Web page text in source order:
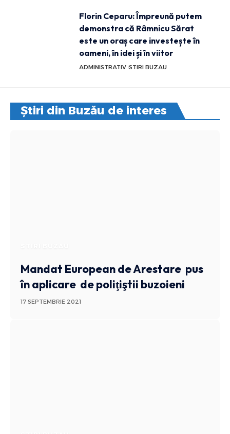
Florin Ceparu: Împreună putem
demonstra că Râmnicu Sărat
este un oraș care investește în
oameni, în idei și în viitor
ADMINISTRATIV STIRI BUZAU
Știri din Buzău de interes
Mandat European de Arestare pus
în aplicare de poliţiştii buzoieni
17 SEPTEMBRIE 2021